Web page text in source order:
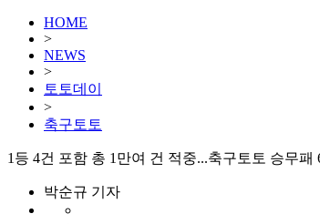
HOME
>
NEWS
>
토토데이
>
축구토토
1등 4건 포함 총 1만여 건 적중...축구토토 승무패
박순규 기자